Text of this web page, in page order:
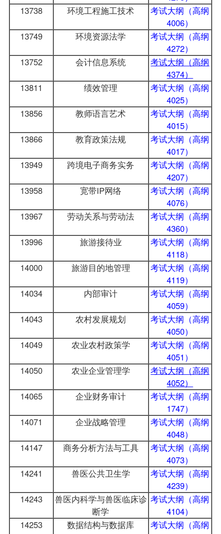
13738
环境工程施工技术
考试大纲（高纲
4006）
13749
环境资源法学
考试大纲（高纲
4272）
13752
会计信息系统
考试大纲（高纲
4374）
13811
绩效管理
考试大纲（高纲
4025）
13856
教师语言艺术
考试大纲（高纲
4015）
13866
教育政策法规
考试大纲（高纲
4017）
13949
跨境电子商务实务
考试大纲（高纲
4207）
13958
宽带IP网络
考试大纲（高纲
4076）
13967
劳动关系与劳动法
考试大纲（高纲
4360）
13996
旅游接待业
考试大纲（高纲
4118）
14000
旅游目的地管理
考试大纲（高纲
4119）
14034
内部审计
考试大纲（高纲
4059）
14043
农村发展规划
考试大纲（高纲
4050）
14049
农业农村政策学
考试大纲（高纲
4051）
14050
农业企业管理学
考试大纲（高纲
4052）
14065
企业财务审计
考试大纲（高纲
1747）
14071
企业战略管理
考试大纲（高纲
4048）
14147
商务分析方法与工具
考试大纲（高纲
4073）
14241
兽医公共卫生学
考试大纲（高纲
4239）
14243
兽医内科学与兽医临床诊
断学
考试大纲（高纲
4104）
14253
数据结构与数据库
考试大纲（高纲